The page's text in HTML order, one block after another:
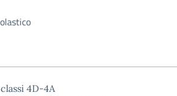
4D-4A